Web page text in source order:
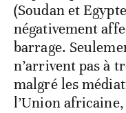
(Soudan et
négativement
barrage.
n’arrivent pas à
malgré les
l’Union